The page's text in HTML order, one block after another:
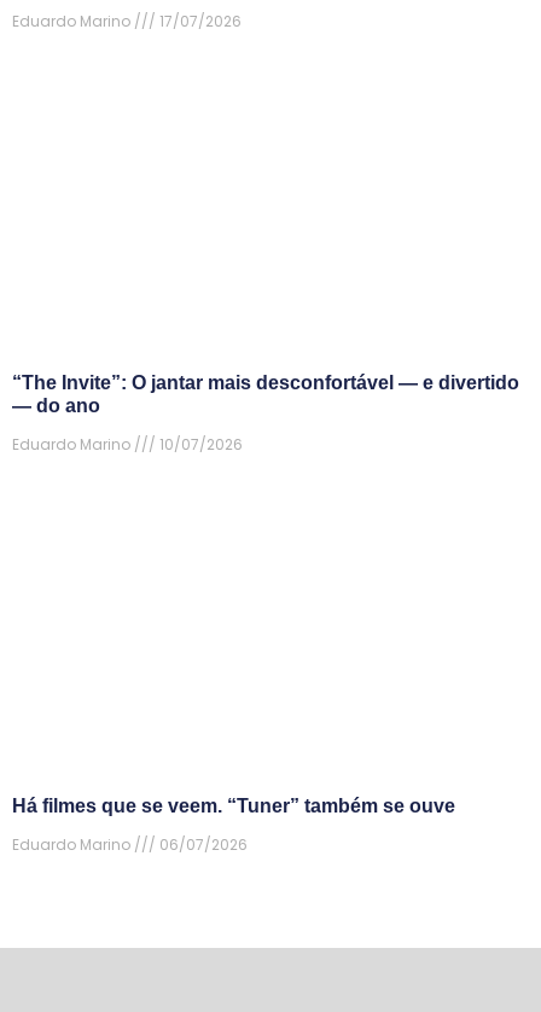
Eduardo Marino
17/07/2026
“The Invite”: O jantar mais desconfortável — e divertido
— do ano
Eduardo Marino
10/07/2026
Há filmes que se veem. “Tuner” também se ouve
Eduardo Marino
06/07/2026